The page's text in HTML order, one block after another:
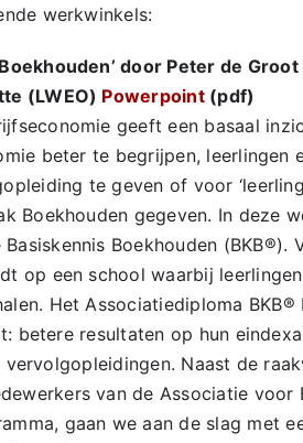
werkwinkels:
door Peter de
(LWEO) Powerpoint(pdf)
geeft een basaal
beter te begrijpen, leerlingen
te geven of voor
Boekhouden gegeven. In deze
Boekhouden
op een school waarbij
Het Associatiediploma
betere resultaten op hun
Naast de
van de Associatie voor
gaan we aan de slag met